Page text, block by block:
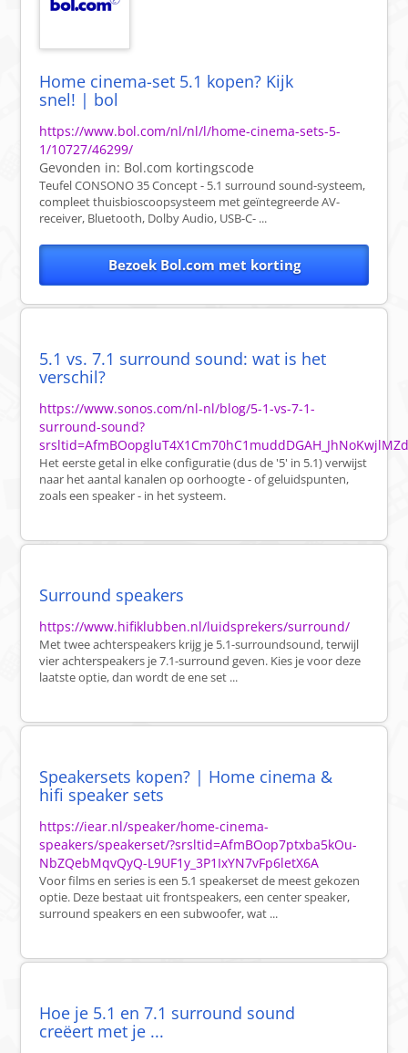
Home cinema-set 5.1 kopen? Kijk
snel! | bol
https://www.bol.com/nl/nl/l/home-cinema-sets-5-
1/10727/46299/
Gevonden in: Bol.com kortingscode
Teufel CONSONO 35 Concept - 5.1 surround sound-systeem,
compleet thuisbioscoopsysteem met geïntegreerde AV-
receiver, Bluetooth, Dolby Audio, USB-C- ...
Bezoek Bol.com met korting
5.1 vs. 7.1 surround sound: wat is het
verschil?
https://www.sonos.com/nl-nl/blog/5-1-vs-7-1-
surround-sound?
Het eerste getal in elke configuratie (dus de '5' in 5.1) verwijst
naar het aantal kanalen op oorhoogte - of geluidspunten,
zoals een speaker - in het systeem.
Surround speakers
https://www.hifiklubben.nl/luidsprekers/surround/
Met twee achterspeakers krijg je 5.1-surroundsound, terwijl
vier achterspeakers je 7.1-surround geven. Kies je voor deze
laatste optie, dan wordt de ene set ...
Speakersets kopen? | Home cinema &
hifi speaker sets
https://iear.nl/speaker/home-cinema-
speakers/speakerset/?srsltid=AfmBOop7ptxba5kOu-
NbZQebMqvQyQ-L9UF1y_3P1IxYN7vFp6letX6A
Voor films en series is een 5.1 speakerset de meest gekozen
optie. Deze bestaat uit frontspeakers, een center speaker,
surround speakers en een subwoofer, wat ...
Hoe je 5.1 en 7.1 surround sound
creëert met je ...